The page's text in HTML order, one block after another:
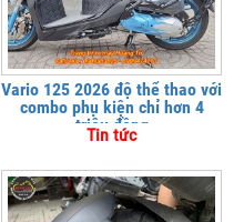
Vario 125 2026 độ thể thao với
combo phụ kiện chỉ hơn 4
triệu đồng
Tin tức